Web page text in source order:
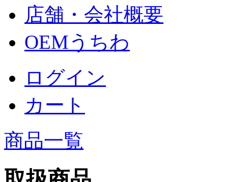
店舗・会社概要
OEMうちわ
ログイン
カート
商品一覧